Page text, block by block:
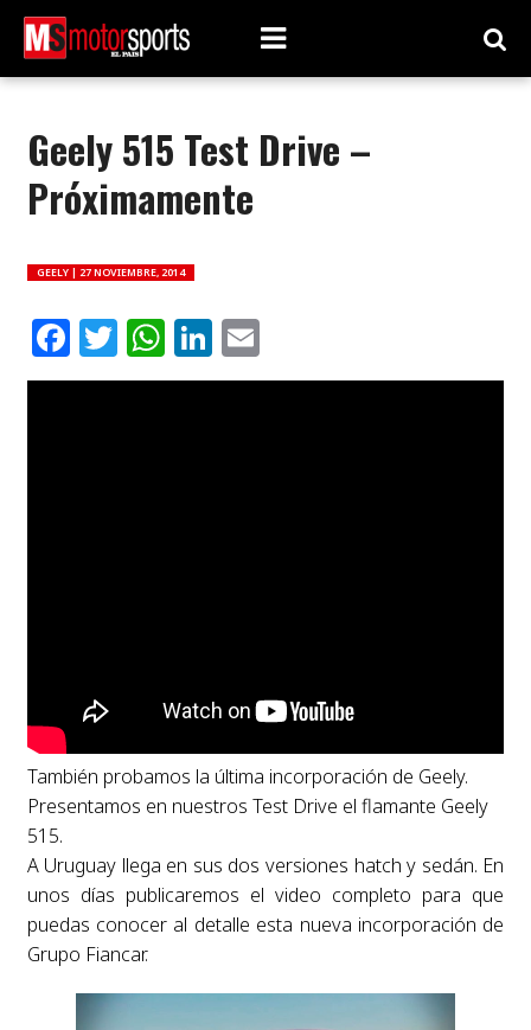
Geely 515 Test Drive –
Próximamente
GEELY | 27 NOVIEMBRE, 2014
Facebook
Twitter
WhatsApp
LinkedIn
Email
También probamos la última incorporación de Geely.
Presentamos en nuestros Test Drive el flamante Geely
515.
A Uruguay llega en sus dos versiones hatch y sedán. En
unos días publicaremos el video completo para que
puedas conocer al detalle esta nueva incorporación de
Grupo Fiancar.